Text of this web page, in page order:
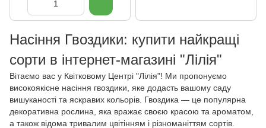
Насіння Гвоздики: купити найкращі
сорти в інтернет-магазині "Лілія"
Вітаємо вас у Квітковому Центрі "Лілія"! Ми пропонуємо
високоякісне насіння гвоздики, яке додасть вашому саду
вишуканості та яскравих кольорів. Гвоздика — це популярна
декоративна рослина, яка вражає своєю красою та ароматом,
а також відома тривалим цвітінням і різноманіттям сортів.